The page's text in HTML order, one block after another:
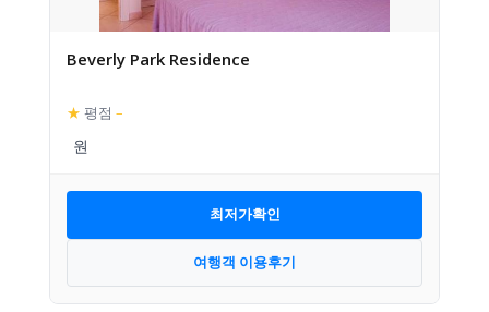
Beverly Park Residence
★ 평점 –
최저가확인
여행객 이용후기